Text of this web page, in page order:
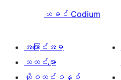
ယခင် Codium
အကြောင်းအရာ
သတင်းများ
ဟို့စတင်းစနစ်